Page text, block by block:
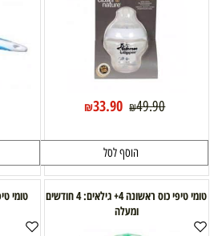
₪49.90
₪33.90
הוסף לסל
טומי טיפי כוס ראשונה 4+ גילאים: 4 חודשים
ומעלה
טומי